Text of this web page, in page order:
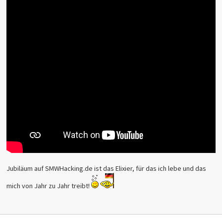
Jubiläum auf SMWHacking.de ist das Elixier, für das ich lebe und das
mich von Jahr zu Jahr treibt!